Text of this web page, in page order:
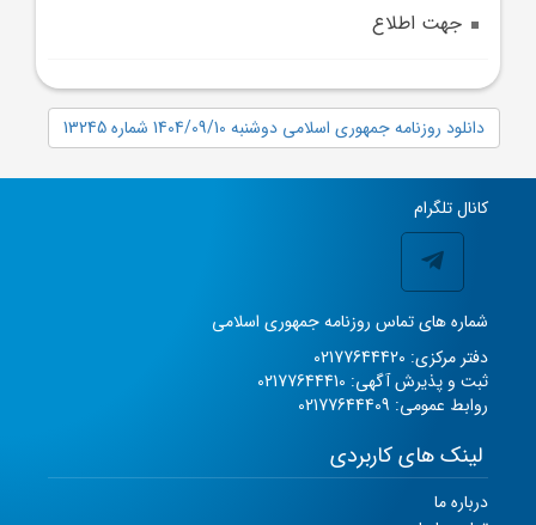
جهت اطلاع
دانلود روزنامه جمهوری اسلامی دوشنبه 1404/09/10 شماره 13245
کانال تلگرام
شماره های تماس روزنامه جمهوری اسلامی
دفتر مرکزی: 02177644420
ثبت و پذیرش آگهی: 02177644410
روابط عمومی: 02177644409
لینک های کاربردی
درباره ما